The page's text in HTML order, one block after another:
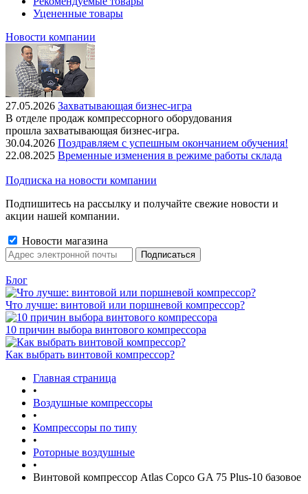
Уцененные товары
Новости компании
27.05.2026 Захватывающая бизнес-игра
В отделе продаж компрессорного оборудования
прошла захватывающая бизнес-игра.
30.04.2026 Поздравляем с успешным окончанием обучения!
22.08.2025 Временные изменения в режиме работы склада
Подписка на новости компании
Подпишитесь на рассылку и получайте свежие новости и
акции нашей компании.
Новости магазина
Блог
Что лучше: винтовой или поршневой компрессор?
10 причин выбора винтового компрессора
Как выбрать винтовой компрессор?
Главная страница
•
Воздушные компрессоры
•
Компрессоры по типу
•
Роторные воздушные
•
Винтовой компрессор Atlas Copco GA 75 Plus-10 базовое